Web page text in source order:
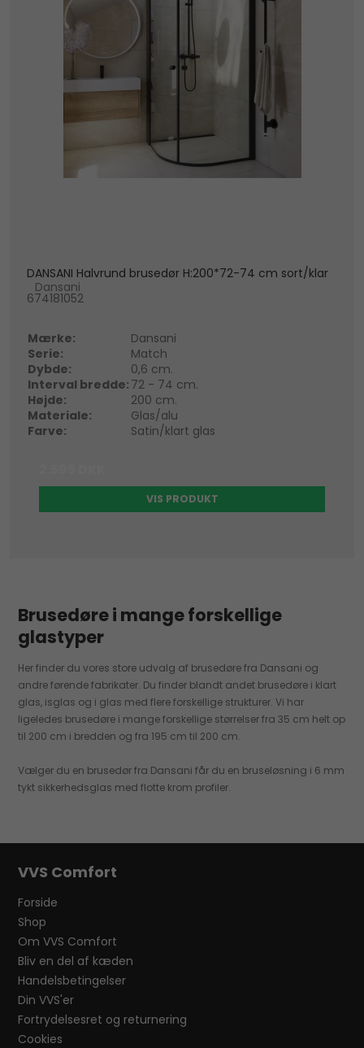
DANSANI Halvrund brusedør H:200*72-74 cm sort/klar
Dansani
674181052
Mærke:
Dansani
Serie:
Match
Dybde:
0,6 cm.
Interval bredde: 72 - 74 cm.
Højde:
200 cm.
Materiale:
Glas/alu
Farve:
Satin/klart glas
VIS PRODUKT
Brusedøre i mange forskellige
glastyper
Her finder du vores store udvalg af brusedøre fra Dansani og
andre førende fabrikater. Du finder blandt andet brusedøre i klart
glas, isglas og i glas med flere forskellige strukturer. Vi har
ligeledes brusedøre i mange forskellige størrelser fra 35 cm helt op
til 200 cm i bredden og fra 195 cm til 200 cm.
Vælger du en brusedør fra Dansani får du en bruseløsning i 6 mm
tykt sikkerhedsglas med flotte krom profiler.
VVS Comfort
Forside
Shop
Om VVS Comfort
Bliv en del af kæden
Handelsbetingelser
Din VVS'er
Fortrydelsesret og returnering
Cookies